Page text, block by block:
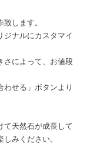
します。
ジナルにカスタマイ
さによって、お値段
わせる」ボタンより
て天然石が成長して
みください。